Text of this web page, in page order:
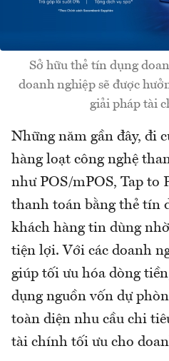
Sở hữu thẻ tín dụng
doanh nghiệp sẽ được
giải pháp tài
Những năm gần đây, đi
hàng loạt công nghệ
như POS/mPOS, Tap to
thanh toán bằng thẻ tín
khách hàng tin dùng
tiện lợi. Với các doanh
giúp tối ưu hóa dòng
dụng nguồn vốn dự
toàn diện nhu cầu chi
tài chính tối ưu cho